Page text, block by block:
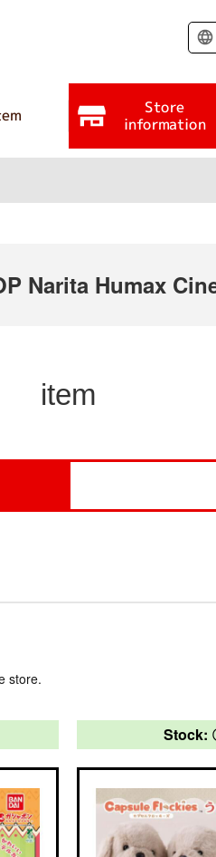
Store
information
Narita Humax
item
store.
Stock: